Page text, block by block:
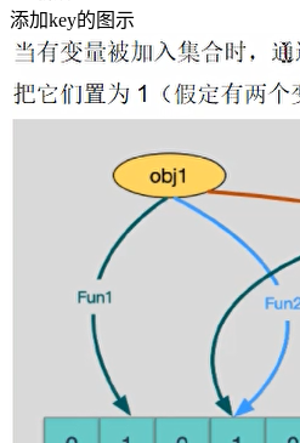
添加key的图示